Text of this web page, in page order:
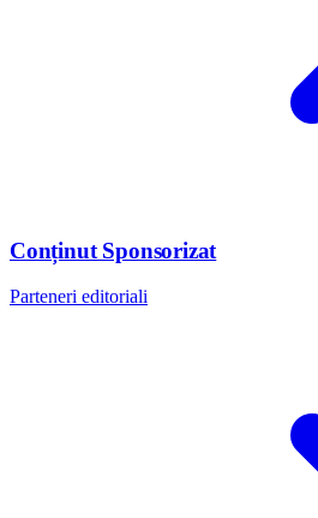
Conținut Sponsorizat
Parteneri editoriali